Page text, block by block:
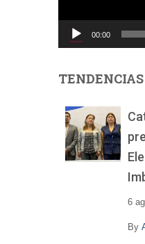
t
00:00
TENDENCIAS
6
By